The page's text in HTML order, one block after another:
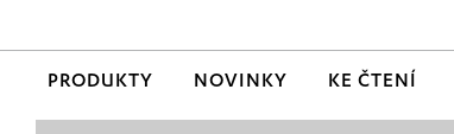
PRODUKTY NOVINKY KE ČTENÍ